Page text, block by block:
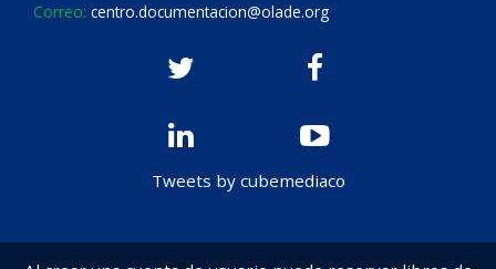
Correo: centro.documentacion@olade.org
Tweets by cubemediaco